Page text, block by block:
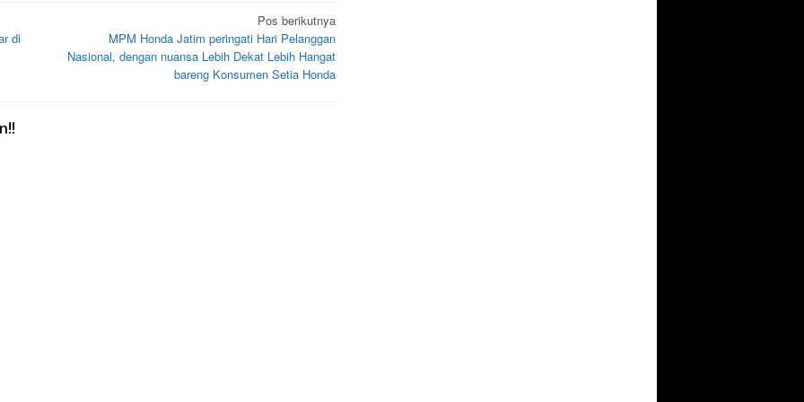
di
Pos berikutnya
MPM Honda Jatim peringati Hari Pelanggan
Nasional, dengan nuansa Lebih Dekat Lebih Hangat
bareng Konsumen Setia Honda